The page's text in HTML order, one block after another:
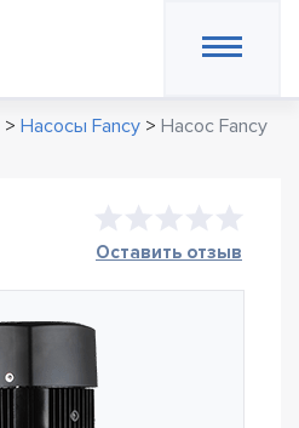
> Насосы Fancy > Насос Fancy
Оставить отзыв